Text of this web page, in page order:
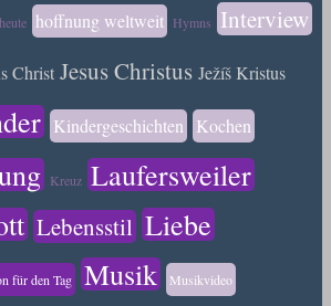
hoffnung weltweit Hymns
Interview
Christ Jesus Christus Ježíš Kristus
Kindergeschichten Kochen
Kreuz Laufersweiler
Lebensstil Liebe
für den Tag Musik Musikvideo